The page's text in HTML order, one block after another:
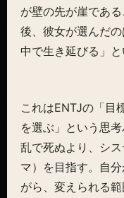
が壁の先が崖であ
後、彼女が選んだ
中で生き延びる」と
これはENTJの「目
を選ぶ」という思
乱で死ぬより、シ
マ）を目指す。自
がら、変えられる